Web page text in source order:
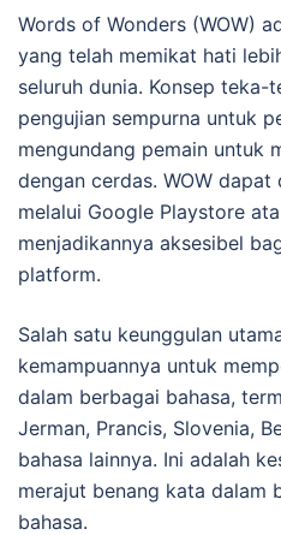
Words of Wonders (WOW)
yang telah memikat hati
seluruh dunia. Konsep teka-
pengujian sempurna untuk
mengundang pemain untuk
dengan cerdas. WOW
melalui Google Playstore
menjadikannya aksesibel
platform.
Salah satu keunggulan
kemampuannya untuk
dalam berbagai bahasa,
Jerman, Prancis, Slovenia,
bahasa lainnya. Ini adalah
merajut benang kata dalam
bahasa.